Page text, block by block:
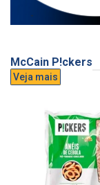
McCain P!ckers
Veja mais